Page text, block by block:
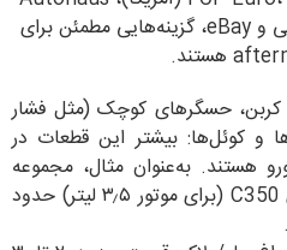
AZ، همچنین فروشندگان اروپایی و eBay، گزینه‌هایی مطمئن برای
کربن، حسگرهای کوچک (مثل فشار
و کوئل‌ها: بیشتر این قطعات در
۵ تا ۶۰ دلار/یورو هستند. به‌عنوان مثال، مجموعه
کوئل و شمع‌های Iridium برای C350 (برای موتور ۳٫۵ لیتر) حدود